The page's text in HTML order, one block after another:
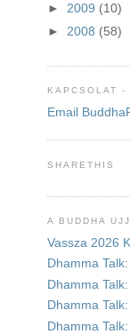
► 2009 (10)
► 2008 (58)
KAPCSOLAT -
Email
SHARETHIS
A BUDDHA
Vassza 2026
Dhamma
Dhamma
Dhamma
Dhamma